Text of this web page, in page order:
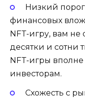
Низкий
финансовых
NFT-игру, вам не
десятки и сотни
NFT-игры
инвесторам.
Схожесть с